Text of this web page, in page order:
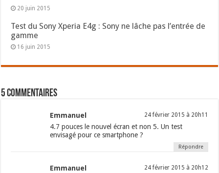
20 juin 2015
Test du Sony Xperia E4g : Sony ne lâche pas l’entrée de
gamme
16 juin 2015
5 commentaires
Emmanuel 24 février 2015 à 20h11
4.7 pouces le nouvel écran et non 5. Un test
envisagé pour ce smartphone ?
Répondre
Emmanuel 24 février 2015 à 20h12